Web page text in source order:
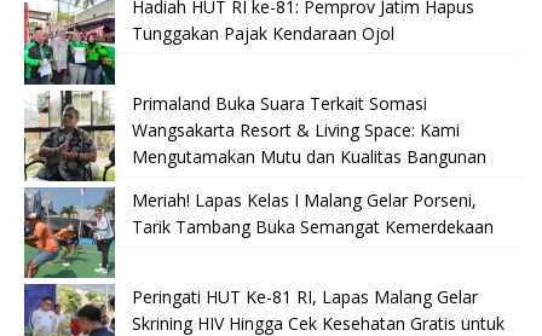
Hadiah HUT RI ke-81: Pemprov Jatim Hapus
Tunggakan Pajak Kendaraan Ojol
Primaland Buka Suara Terkait Somasi
Wangsakarta Resort & Living Space: Kami
Mengutamakan Mutu dan Kualitas Bangunan
Meriah! Lapas Kelas I Malang Gelar Porseni,
Tarik Tambang Buka Semangat Kemerdekaan
Peringati HUT Ke-81 RI, Lapas Malang Gelar
Skrining HIV Hingga Cek Kesehatan Gratis untuk